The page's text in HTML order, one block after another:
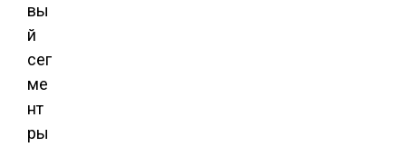
вы
й
сег
ме
нт
ры